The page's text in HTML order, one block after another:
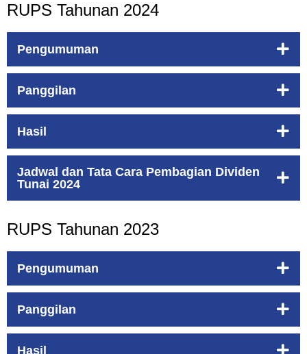
RUPS Tahunan 2024
Pengumuman
Panggilan
Hasil
Jadwal dan Tata Cara Pembagian Dividen
Tunai 2024
RUPS Tahunan 2023
Pengumuman
Panggilan
Hasil